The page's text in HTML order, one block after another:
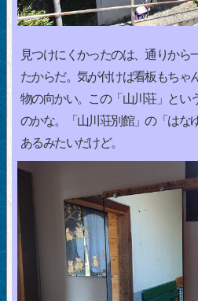
見つけにくかったのは、通りから
たからだ。気が付けば看板もちゃ
物の向かい。この「山川荘」とい
のかな。「山川荘別館」の「はな
あるみたいだけど。